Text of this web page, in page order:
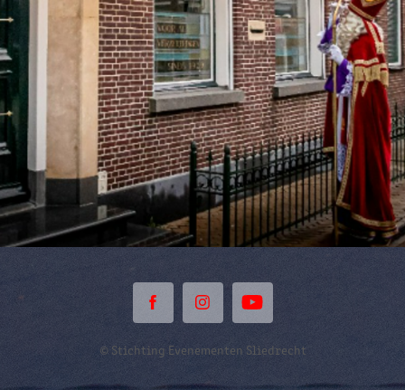
© Stichting Evenementen Sliedrecht